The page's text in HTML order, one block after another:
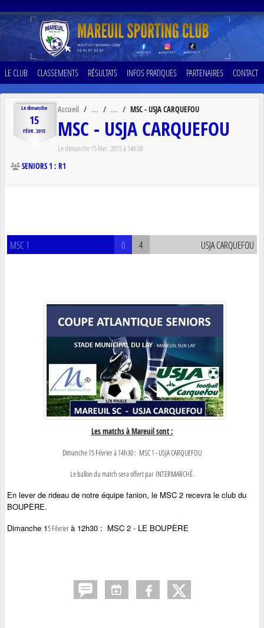
LE CLUB CLASSEMENTS RÉSULTATS INFOS PRATIQUES PARTENAIRES CONTACT
Ledimanche
15
FÉVR.2015
Accueil MSC - USJA CARQUEFOU
MSC - USJA CARQUEFOU
Ledimanche15févr. 2015à 14h30
SENIORS 1 : R1
MSC 1 0 4 USJA CARQUEFOU
Les matchs à Mareuil sont :
Dimanche 15 Février à 14h30 : MSC 1 - USJA CARQUEFOU
Le ballon du match sera offert par INTERMARCHÉ.
En lever de rideau de notre équipe fanion, le MSC 2 recevra le club du
BOUPÈRE.
Dimanche 15 Févrierà 12h30 : MSC 2 - LE BOUPÈRE